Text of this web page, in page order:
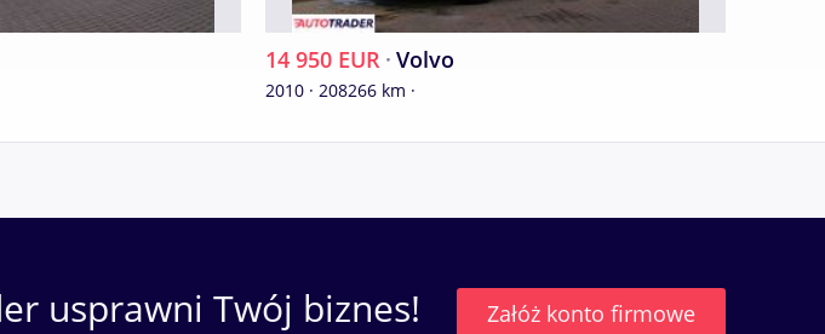
14 950 EUR · Volvo
2010 · 208266 km ·
usprawni Twój biznes! Załóż konto firmowe